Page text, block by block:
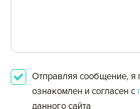
Отправляя сообщение, я
ознакомлен и согласен с
данного сайта